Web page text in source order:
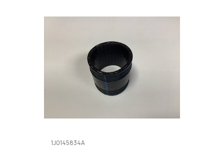
1J0145834A